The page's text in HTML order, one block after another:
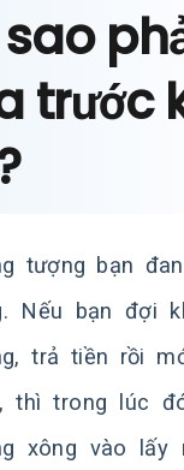
sao
trước
tượng bạn
Nếu bạn đợi
trả tiền rồi
thì trong lúc
xông vào